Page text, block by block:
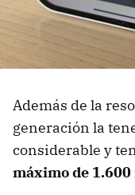
Además de la
generación la
considerable y
máximo de